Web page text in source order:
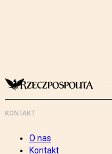
KONTAKT
O nas
Kontakt